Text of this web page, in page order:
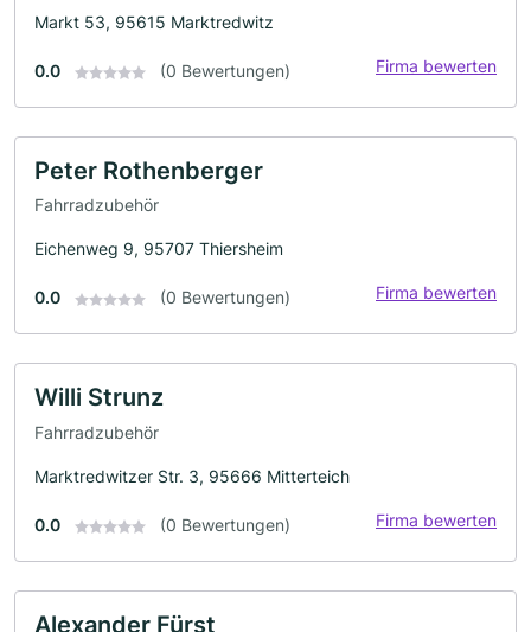
Markt 53, 95615 Marktredwitz
0.0 (0 Bewertungen) Firma bewerten
Peter Rothenberger
Fahrradzubehör
Eichenweg 9, 95707 Thiersheim
0.0 (0 Bewertungen) Firma bewerten
Willi Strunz
Fahrradzubehör
Marktredwitzer Str. 3, 95666 Mitterteich
0.0 (0 Bewertungen) Firma bewerten
Alexander Fürst